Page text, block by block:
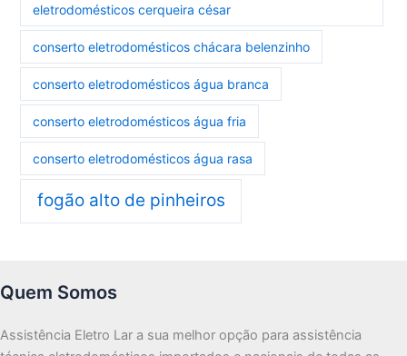
eletrodomésticos cerqueira césar
conserto eletrodomésticos chácara belenzinho
conserto eletrodomésticos água branca
conserto eletrodomésticos água fria
conserto eletrodomésticos água rasa
fogão alto de pinheiros
Quem Somos
Assistência Eletro Lar a sua melhor opção para assistência